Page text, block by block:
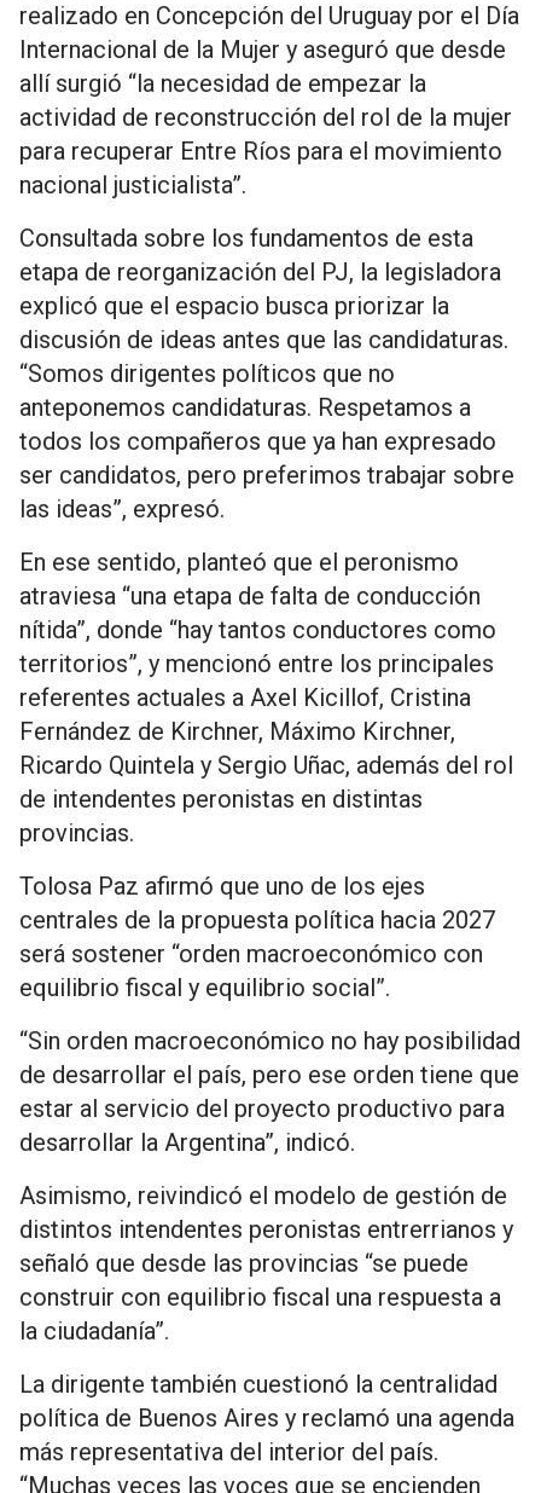
realizado en Concepción del Uruguay por el Día
Internacional de la Mujer y aseguró que desde
allí surgió “la necesidad de empezar la
actividad de reconstrucción del rol de la mujer
para recuperar Entre Ríos para el movimiento
nacional justicialista”.
Consultada sobre los fundamentos de esta
etapa de reorganización del PJ, la legisladora
explicó que el espacio busca priorizar la
discusión de ideas antes que las candidaturas.
“Somos dirigentes políticos que no
anteponemos candidaturas. Respetamos a
todos los compañeros que ya han expresado
ser candidatos, pero preferimos trabajar sobre
las ideas”, expresó.
En ese sentido, planteó que el peronismo
atraviesa “una etapa de falta de conducción
nítida”, donde “hay tantos conductores como
territorios”, y mencionó entre los principales
referentes actuales a Axel Kicillof, Cristina
Fernández de Kirchner, Máximo Kirchner,
Ricardo Quintela y Sergio Uñac, además del rol
de intendentes peronistas en distintas
provincias.
Tolosa Paz afirmó que uno de los ejes
centrales de la propuesta política hacia 2027
será sostener “orden macroeconómico con
equilibrio fiscal y equilibrio social”.
“Sin orden macroeconómico no hay posibilidad
de desarrollar el país, pero ese orden tiene que
estar al servicio del proyecto productivo para
desarrollar la Argentina”, indicó.
Asimismo, reivindicó el modelo de gestión de
distintos intendentes peronistas entrerrianos y
señaló que desde las provincias “se puede
construir con equilibrio fiscal una respuesta a
la ciudadanía”.
La dirigente también cuestionó la centralidad
política de Buenos Aires y reclamó una agenda
más representativa del interior del país.
“Muchas veces las voces que se encienden